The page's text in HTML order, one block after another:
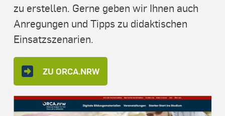
zu erstellen. Gerne geben wir Ihnen auch
Anregungen und Tipps zu didaktischen
Einsatzszenarien.
ZU ORCA.NRW